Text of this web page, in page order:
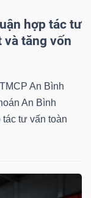
hợp tác tư
và tăng vốn
An Bình
An Bình
tư vấn toàn